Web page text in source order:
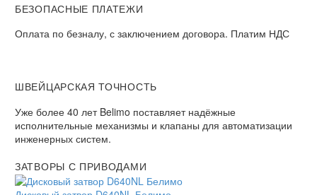
БЕЗОПАСНЫЕ ПЛАТЕЖИ​
Оплата по безналу, с заключением договора. Платим НДС​
ШВЕЙЦАРСКАЯ ТОЧНОСТЬ
Уже более 40 лет Belimo поставляет надёжные
исполнительные механизмы и клапаны для автоматизации
инженерных систем.
ЗАТВОРЫ С ПРИВОДАМИ